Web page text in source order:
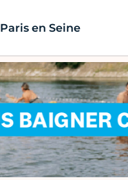
Paris en Seine